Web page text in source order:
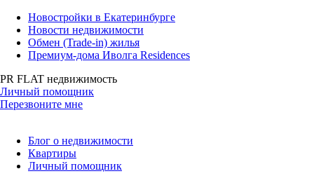
Новостройки в Екатеринбурге
Новости недвижимости
Обмен (Trade-in) жилья
Премиум-дома Иволга Residences
PR FLAT недвижимость
Личный помощник
Перезвоните мне
Блог о недвижимости
Квартиры
Личный помощник